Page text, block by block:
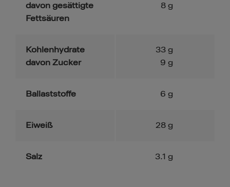
davon gesättigte
Fettsäuren
8 g
Kohlenhydrate
davon Zucker
33 g
9 g
Ballaststoffe 6 g
Eiweiß 28 g
Salz 3.1 g